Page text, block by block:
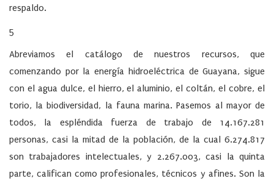
respaldo.
5
Abreviamos el catálogo de nuestros recursos, que
comenzando por la energía hidroeléctrica de Guayana, sigue
con el agua dulce, el hierro, el aluminio, el coltán, el cobre, el
torio, la biodiversidad, la fauna marina. Pasemos al mayor de
todos, la espléndida fuerza de trabajo de 14.167.281
personas, casi la mitad de la población, de la cual 6.274.817
son trabajadores intelectuales, y 2.267.003, casi la quinta
parte, califican como profesionales, técnicos y afines. Son la